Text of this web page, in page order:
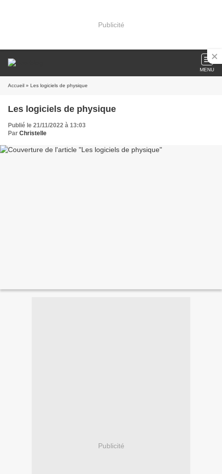
Publicité
MENU
Accueil » Les logiciels de physique
Les logiciels de physique
Publié le 21/11/2022 à 13:03
Par Christelle
Publicité